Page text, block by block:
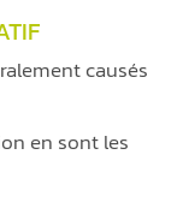
causés
en sont les